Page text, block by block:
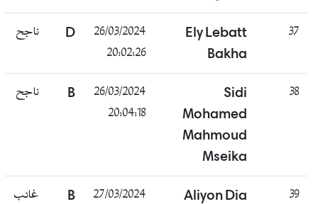
37
Ely Lebatt
Bakha
26/03/2024
20:02:26
D ناجح
38
Sidi
Mohamed
Mahmoud
Mseika
26/03/2024
20:04:18
B ناجح
39
Aliyon Dia
27/03/2024
B غائب